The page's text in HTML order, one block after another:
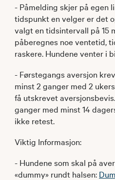
- Påmelding skjer på egen
tidspunkt en velger er det
valgt en tidsintervall på 15
påberegnes noe ventetid,
raskere. Hundene venter i
- Førstegangs aversjon
minst 2 ganger med 2
få utskrevet
ganger med minst 14
ikke retest.
Viktig Informasjon:
- Hundene som skal på
«dummy» rundt halsen: